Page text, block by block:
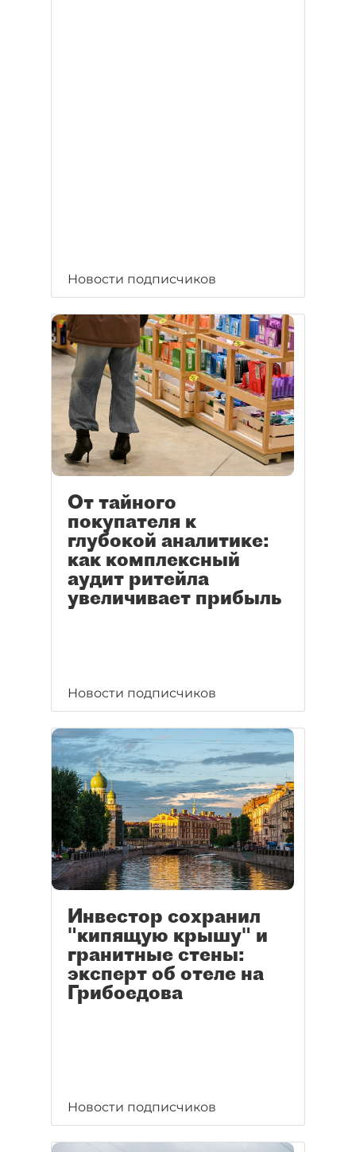
Новости подписчиков
От тайного
покупателя к
глубокой аналитике:
как комплексный
аудит ритейла
увеличивает прибыль
Новости подписчиков
Инвестор сохранил
"кипящую крышу" и
гранитные стены:
эксперт об отеле на
Грибоедова
Новости подписчиков